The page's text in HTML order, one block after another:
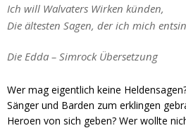
Ich will Walvaters Wirken künden,
Die ältesten Sagen, der ich mich
Die Edda – Simrock Übersetzung
Wer mag eigentlich keine
Sänger und Barden zum erklingen
Heroen von sich geben? Wer wollte